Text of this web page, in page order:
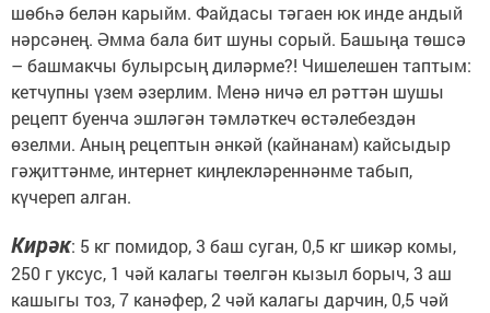
шөбһә белән карыйм. Файдасы тәгаен юк инде андый
нәрсәнең. Әмма бала бит шуны сорый. Башыңа төшсә
– башмакчы булырсың диләрме?! Чишелешен таптым:
кетчупны үзем әзерлим. Менә ничә ел рәттән шушы
рецепт буенча эшләгән тәмләткеч өстәлебездән
өзелми. Аның рецептын әнкәй (кайнанам) кайсыдыр
гәҗиттәнме, интернет киңлекләреннәнме табып,
күчереп алган.
Кирәк: 5 кг помидор, 3 баш суган, 0,5 кг шикәр комы,
250 г уксус, 1 чәй калагы төелгән кызыл борыч, 3 аш
кашыгы тоз, 7 канәфер, 2 чәй калагы дарчин, 0,5 чәй